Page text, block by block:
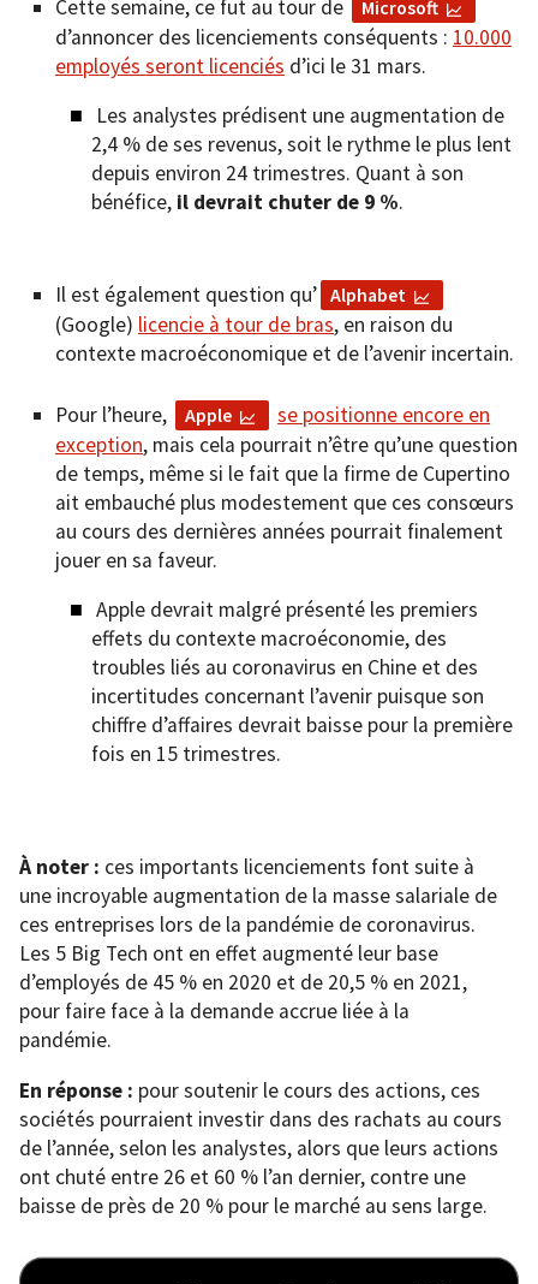
Cette semaine, ce fut au tour de Microsoft
d’annoncer des licenciements conséquents : 10.000
employés seront licenciés d’ici le 31 mars.
Les analystes prédisent une augmentation de
2,4 % de ses revenus, soit le rythme le plus lent
depuis environ 24 trimestres. Quant à son
bénéfice, il devrait chuter de 9 %.
Il est également question qu’ Alphabet
(Google) licencie à tour de bras, en raison du
contexte macroéconomique et de l’avenir incertain.
Pour l’heure, Apple
se positionne encore en
exception, mais cela pourrait n’être qu’une question
de temps, même si le fait que la firme de Cupertino
ait embauché plus modestement que ces consœurs
au cours des dernières années pourrait finalement
jouer en sa faveur.
Apple devrait malgré présenté les premiers
effets du contexte macroéconomie, des
troubles liés au coronavirus en Chine et des
incertitudes concernant l’avenir puisque son
chiffre d’affaires devrait baisse pour la première
fois en 15 trimestres.
À noter : ces importants licenciements font suite à
une incroyable augmentation de la masse salariale de
ces entreprises lors de la pandémie de coronavirus.
Les 5 Big Tech ont en effet augmenté leur base
d’employés de 45 % en 2020 et de 20,5 % en 2021,
pour faire face à la demande accrue liée à la
pandémie.
En réponse : pour soutenir le cours des actions, ces
sociétés pourraient investir dans des rachats au cours
de l’année, selon les analystes, alors que leurs actions
ont chuté entre 26 et 60 % l’an dernier, contre une
baisse de près de 20 % pour le marché au sens large.